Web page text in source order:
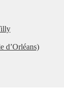
d’Orléans)